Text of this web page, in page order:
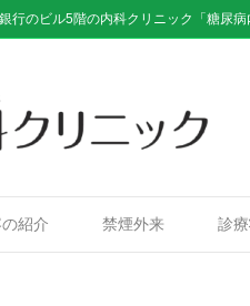
行のビル5階の内科クリニック「糖尿
紹介 禁煙外来 診